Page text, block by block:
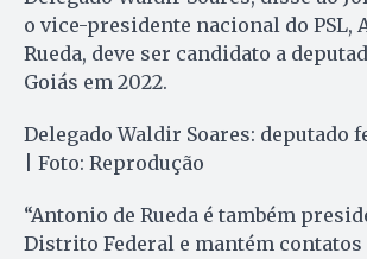
o vice-presidente nacional do PSL,
Rueda, deve ser candidato a
Goiás em 2022.
Delegado Waldir Soares: deputado
| Foto: Reprodução
“Antonio de Rueda é também
Distrito Federal e mantém